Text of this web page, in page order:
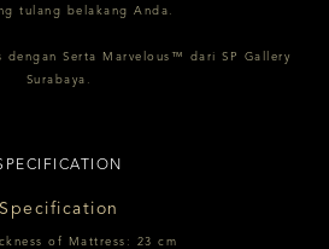
tulang belakang Anda.
dengan Serta Marvelous™ dari SP Gallery
Surabaya.
Specification
of Mattress: 23 cm